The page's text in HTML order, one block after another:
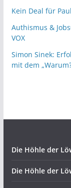
Kein Deal für
Authismus &
VOX
Simon Sinek:
mit dem
Die Höhle der
Die Höhle der